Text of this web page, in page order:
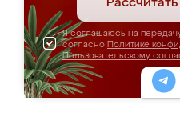
Я соглашаюсь на
согласно Политике
Пользовательскому